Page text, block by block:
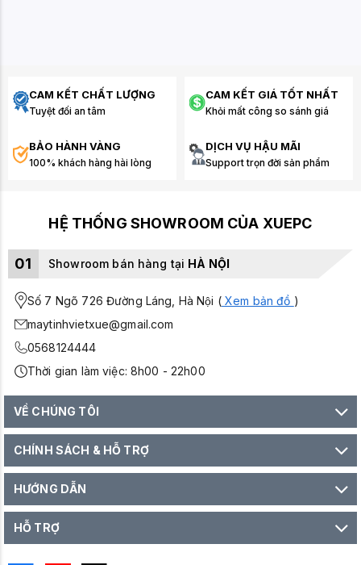
CAM KẾT CHẤT LƯỢNG
Tuyệt đối an tâm
CAM KẾT GIÁ TỐT NHẤT
Khỏi mất công so sánh giá
BẢO HÀNH VÀNG
100% khách hàng hài lòng
DỊCH VỤ HẬU MÃI
Support trọn đời sản phẩm
HỆ THỐNG SHOWROOM CỦA XUEPC
01 Showroom bán hàng tại HÀ NỘI
Số 7 Ngõ 726 Đường Láng, Hà Nội (Xem bản đồ )
maytinhvietxue@gmail.com
0568124444
Thời gian làm việc: 8h00 - 22h00
VỀ CHÚNG TÔI
CHÍNH SÁCH & HỖ TRỢ
HƯỚNG DẪN
HỖ TRỢ